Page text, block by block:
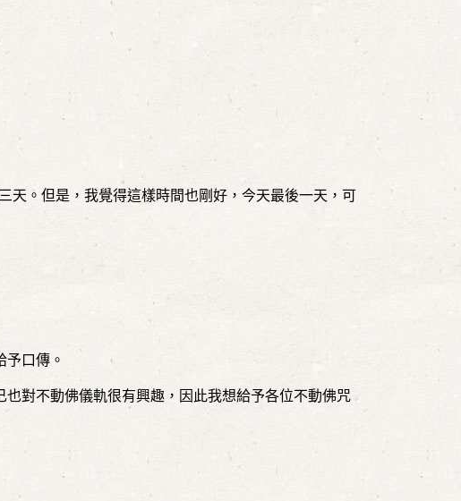
天。但是，我覺得這樣時間也剛好，今天最後一天，可
口傳。
對不動佛儀軌很有興趣，因此我想給予各位不動佛咒